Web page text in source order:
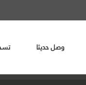
وصل حديثا